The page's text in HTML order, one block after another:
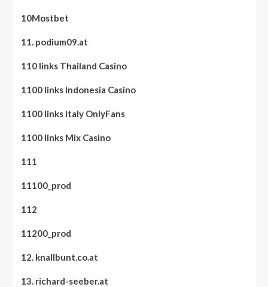
10Mostbet
11. podium09.at
110 links Thailand Casino
1100 links Indonesia Casino
1100 links Italy OnlyFans
1100 links Mix Casino
111
11100_prod
112
11200_prod
12. knallbunt.co.at
13. richard-seeber.at